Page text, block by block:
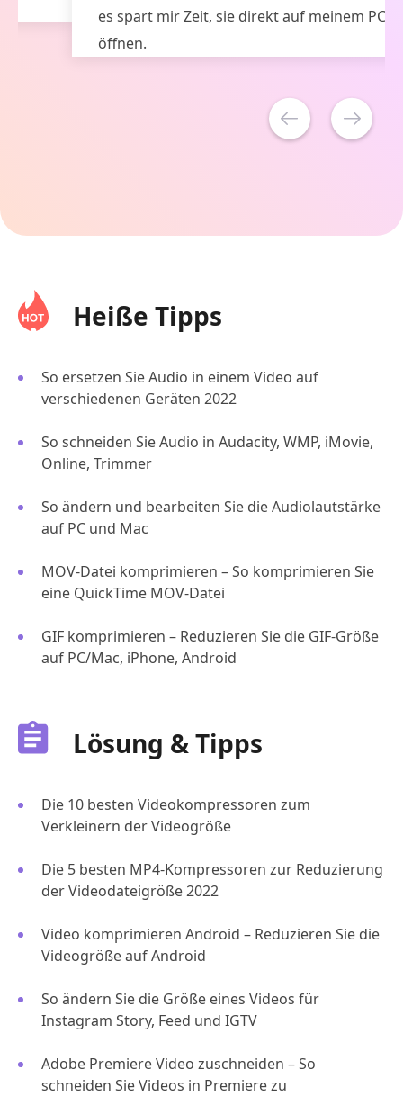
es spart mir Zeit, sie direkt auf meinem PC zu
Heiße Tipps
So ersetzen Sie Audio in einem Video auf
verschiedenen Geräten 2022
So schneiden Sie Audio in Audacity, WMP, iMovie,
Online, Trimmer
So ändern und bearbeiten Sie die Audiolautstärke
auf PC und Mac
MOV-Datei komprimieren – So komprimieren Sie
eine QuickTime MOV-Datei
GIF komprimieren – Reduzieren Sie die GIF-Größe
auf PC/Mac, iPhone, Android
Lösung & Tipps
Die 10 besten Videokompressoren zum
Verkleinern der Videogröße
Die 5 besten MP4-Kompressoren zur Reduzierung
der Videodateigröße 2022
Video komprimieren Android – Reduzieren Sie die
Videogröße auf Android
So ändern Sie die Größe eines Videos für
Instagram Story, Feed und IGTV
Adobe Premiere Video zuschneiden – So
schneiden Sie Videos in Premiere zu